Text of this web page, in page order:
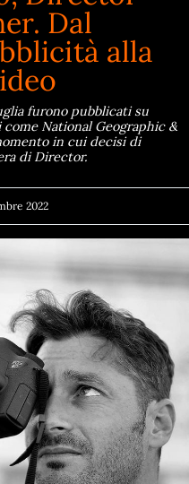
Dal
alla
furono pubblicati su
National Geographic &
in cui decisi di
di Director.
2022